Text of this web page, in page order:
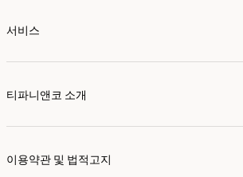
서비스
티파니앤코 소개
이용약관 및 법적고지